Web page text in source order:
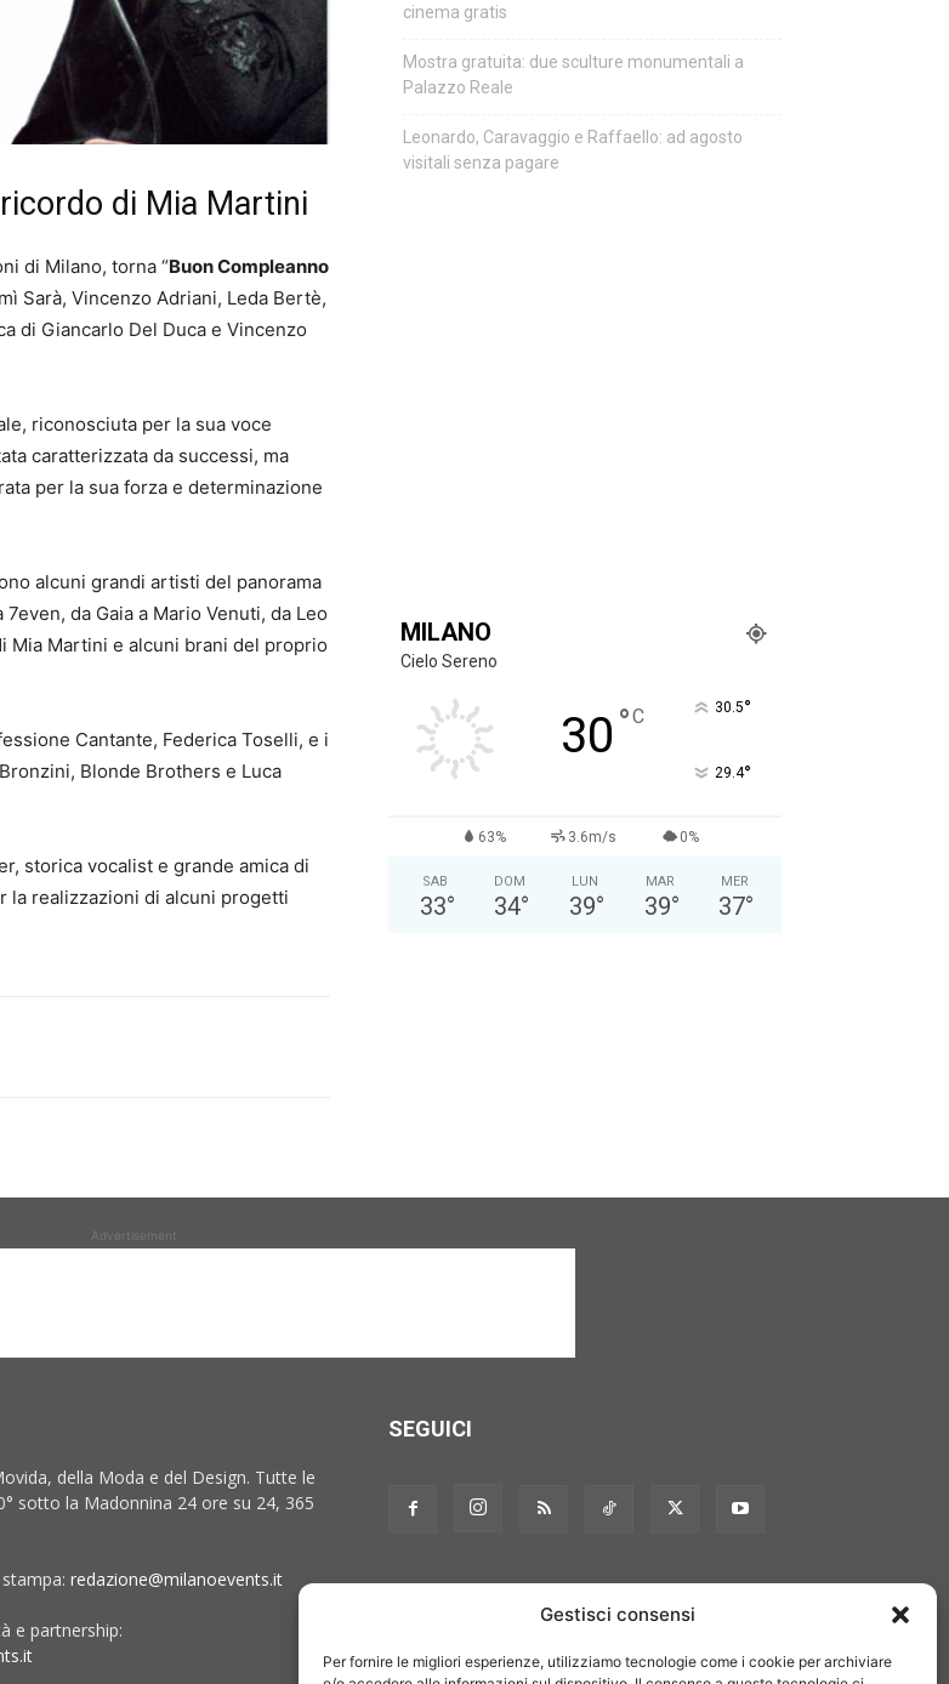
Gestisci consensi
Per fornire le migliori esperienze, utilizziamo tecnologie come i cookie per archiviare
di Mia Martini
di Milano, torna “Buon Compleanno
Sarà, Vincenzo Adriani, Leda Bertè,
di Giancarlo Del Duca e Vincenzo
riconosciuta per la sua voce
caratterizzata da successi, ma
per la sua forza e determinazione
alcuni grandi artisti del panorama
da Gaia a Mario Venuti, da Leo
Mia Martini e alcuni brani del proprio
Cantante, Federica Toselli, e i
Blonde Brothers e Luca
storica vocalist e grande amica di
la realizzazioni di alcuni progetti
cinema gratis
Mostra gratuita: due sculture monumentali a
Palazzo Reale
Leonardo, Caravaggio e Raffaello: ad agosto
visitali senza pagare
MILANO
Cielo Sereno
30 °C 30.5°
29.4°
63% 3.6m/s 0%
SAB
33°
DOM
34°
LUN
39°
MAR
39°
MER
37°
Advertisement
della Moda e del Design. Tutte le
sotto la Madonnina 24 ore su 24, 365
redazione@milanoevents.it
e partnership:
SEGUICI